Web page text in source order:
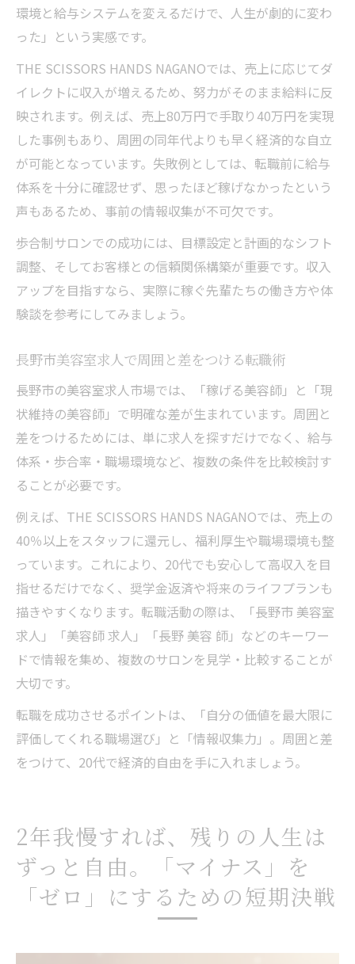
環境と給与システムを変えるだけで、人生が劇的に変わ
った」という実感です。
THE SCISSORS HANDS NAGANOでは、売上に応じてダ
イレクトに収入が増えるため、努力がそのまま給料に反
映されます。例えば、売上80万円で手取り40万円を実現
した事例もあり、周囲の同年代よりも早く経済的な自立
が可能となっています。失敗例としては、転職前に給与
体系を十分に確認せず、思ったほど稼げなかったという
声もあるため、事前の情報収集が不可欠です。
歩合制サロンでの成功には、目標設定と計画的なシフト
調整、そしてお客様との信頼関係構築が重要です。収入
アップを目指すなら、実際に稼ぐ先輩たちの働き方や体
験談を参考にしてみましょう。
長野市美容室求人で周囲と差をつける転職術
長野市の美容室求人市場では、「稼げる美容師」と「現
状維持の美容師」で明確な差が生まれています。周囲と
差をつけるためには、単に求人を探すだけでなく、給与
体系・歩合率・職場環境など、複数の条件を比較検討す
ることが必要です。
例えば、THE SCISSORS HANDS NAGANOでは、売上の
40％以上をスタッフに還元し、福利厚生や職場環境も整
っています。これにより、20代でも安心して高収入を目
指せるだけでなく、奨学金返済や将来のライフプランも
描きやすくなります。転職活動の際は、「長野市 美容室
求人」「美容師 求人」「長野 美容 師」などのキーワー
ドで情報を集め、複数のサロンを見学・比較することが
大切です。
転職を成功させるポイントは、「自分の価値を最大限に
評価してくれる職場選び」と「情報収集力」。周囲と差
をつけて、20代で経済的自由を手に入れましょう。
2年我慢すれば、残りの人生は
ずっと自由。「マイナス」を
「ゼロ」にするための短期決戦